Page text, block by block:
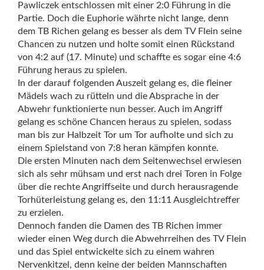
Pawliczek entschlossen mit einer 2:0 Führung in die
Partie. Doch die Euphorie währte nicht lange, denn
dem TB Richen gelang es besser als dem TV Flein seine
Chancen zu nutzen und holte somit einen Rückstand
von 4:2 auf (17. Minute) und schaffte es sogar eine 4:6
Führung heraus zu spielen.
In der darauf folgenden Auszeit gelang es, die fleiner
Mädels wach zu rütteln und die Absprache in der
Abwehr funktionierte nun besser. Auch im Angriff
gelang es schöne Chancen heraus zu spielen, sodass
man bis zur Halbzeit Tor um Tor aufholte und sich zu
einem Spielstand von 7:8 heran kämpfen konnte.
Die ersten Minuten nach dem Seitenwechsel erwiesen
sich als sehr mühsam und erst nach drei Toren in Folge
über die rechte Angriffseite und durch herausragende
Torhüterleistung gelang es, den 11:11 Ausgleichtreffer
zu erzielen.
Dennoch fanden die Damen des TB Richen immer
wieder einen Weg durch die Abwehrreihen des TV Flein
und das Spiel entwickelte sich zu einem wahren
Nervenkitzel, denn keine der beiden Mannschaften